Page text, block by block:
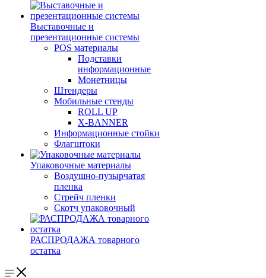
Выставочные и
презентационные системы
POS материалы
Подставки
информационные
Монетницы
Штендеры
Мобильные стенды
ROLL UP
X-BANNER
Информационные стойки
Флагштоки
Упаковочные материалы
Воздушно-пузырчатая
пленка
Стрейч пленки
Скотч упаковочный
РАСПРОДАЖА товарного
остатка